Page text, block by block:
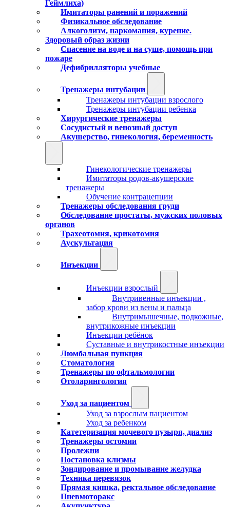
Геймлиха)
Имитаторы ранений и поражений
Физикальное обследование
Алкоголизм, наркомания, курение.
Здоровый образ жизни
Спасение на воде и на суше, помощь при
пожаре
Дефибрилляторы учебные
Тренажеры интубации
Тренажеры интубации взрослого
Тренажеры интубации ребенка
Хирургические тренажеры
Сосудистый и венозный доступ
Акушерство, гинекология, беременность
Гинекологические тренажеры
Имитаторы родов-акушерские
тренажеры
Обучение контрацепции
Тренажеры обследования груди
Обследование простаты, мужских половых
органов
Трахеотомия, крикотомия
Аускультация
Инъекции
Инъекции взрослый
Внутривенные инъекции ,
забор крови из вены и пальца
Внутримышечные, подкожные,
внутрикожные инъекции
Инъекции ребёнок
Суставные и внутрикостные инъекции
Люмбальная пункция
Стоматология
Тренажеры по офтальмологии
Отоларингология
Уход за пациентом
Уход за взрослым пациентом
Уход за ребенком
Катетеризация мочевого пузыря, диализ
Тренажеры остомии
Пролежни
Постановка клизмы
Зондирование и промывание желудка
Техника перевязок
Прямая кишка, ректальное обследование
Пневмоторакс